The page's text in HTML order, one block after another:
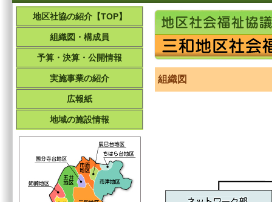
地区社協の紹介【TOP】
組織図・構成員
予算・決算・公開情報
実施事業の紹介
広報紙
地域の施設情報
組織図